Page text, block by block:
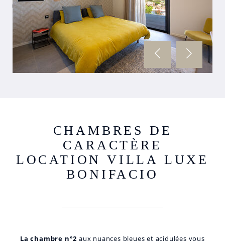
CHAMBRES DE
CARACTÈRE
LOCATION VILLA LUXE
BONIFACIO
La chambre n°2 aux nuances bleues et acidulées vous